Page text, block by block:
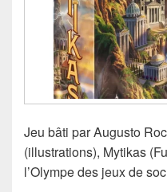
Jeu bâti par Augusto
(illustrations), Mytikas
l’Olympe des jeux de